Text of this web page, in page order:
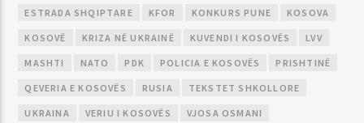
ESTRADA SHQIPTARE KFOR KONKURS PUNE KOSOVA
KOSOVË KRIZA NË UKRAINË KUVENDI I KOSOVËS LVV
MASHTI NATO PDK POLICIA E KOSOVËS PRISHTINË
QEVERIA E KOSOVËS RUSIA TEKSTET SHKOLLORE
UKRAINA VERIU I KOSOVËS VJOSA OSMANI